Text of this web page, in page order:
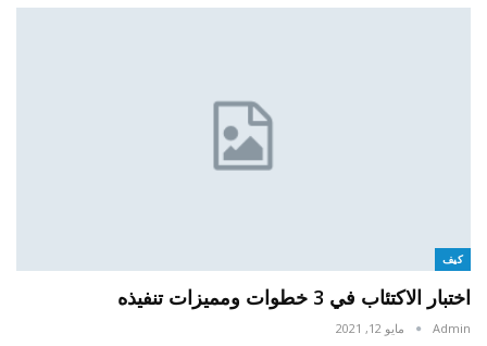
كيف
اختبار الاكتئاب في 3 خطوات ومميزات تنفيذه
Admin مايو 12, 2021